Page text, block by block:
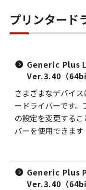
プリンタード
Generic Plus
Ver.3.40（
さまざまなデバイ
ードライバーです
の設定を変更する
バーを使用できます
Generic Plus
Ver.3.40（